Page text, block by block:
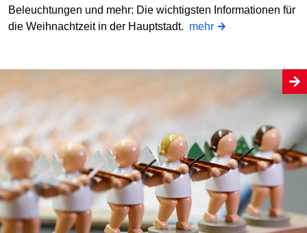
Beleuchtungen und mehr: Die wichtigsten Informationen für
die Weihnachtzeit in der Hauptstadt. mehr